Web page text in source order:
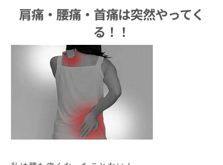
肩痛・腰痛・首痛は突然やってく
る！！